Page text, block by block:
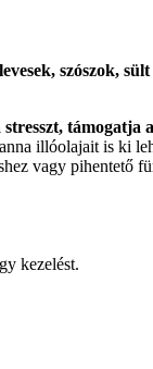
levesek, szószok,
támogatja
illóolajait is ki
vagy pihentető
kezelést.